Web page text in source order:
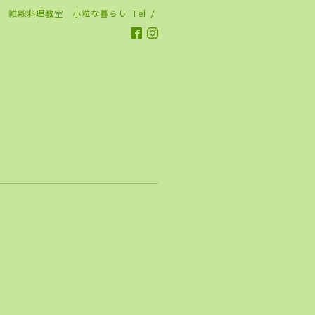
雑穀料理教室 小粒な暮らし Tel /